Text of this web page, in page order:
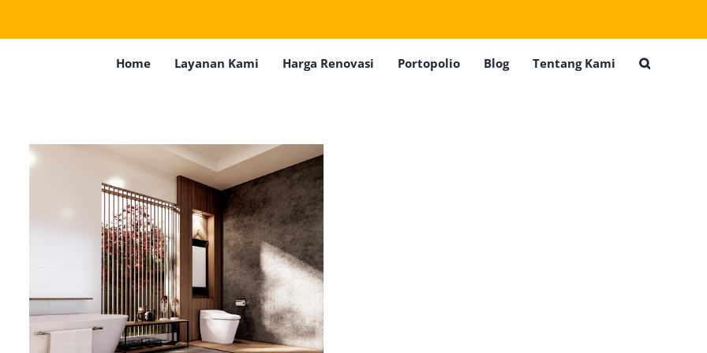
Home Layanan Kami Harga Renovasi Portopolio Blog Tentang Kami